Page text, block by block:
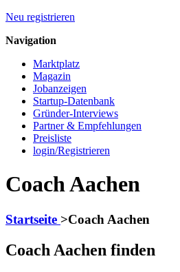
Neu registrieren
Navigation
Marktplatz
Magazin
Jobanzeigen
Startup-Datenbank
Gründer-Interviews
Partner & Empfehlungen
Preisliste
login/Registrieren
Coach Aachen
Startseite >Coach Aachen
Coach Aachen finden